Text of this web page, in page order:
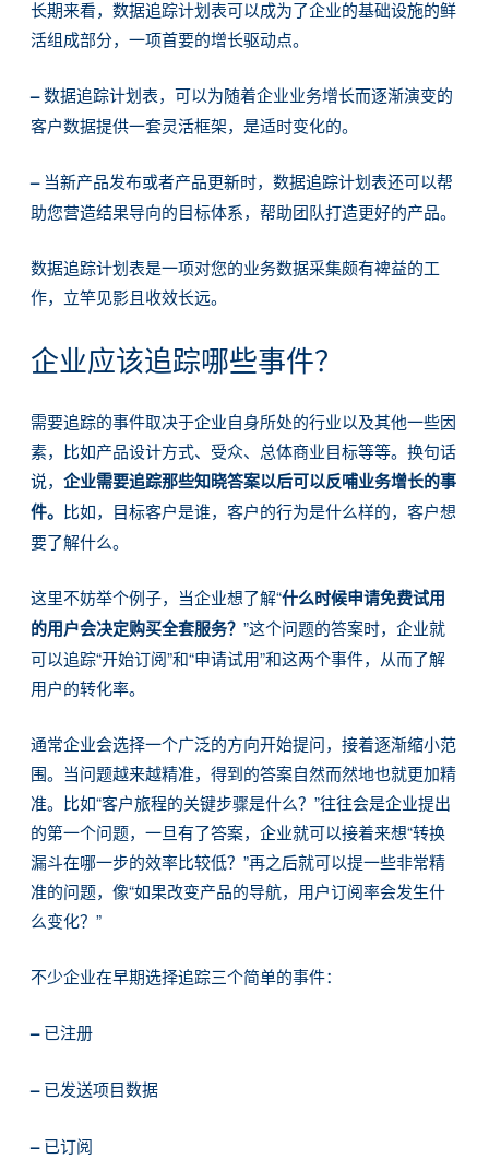
忘记密码? 没帐号？注册一个
长期来看，数据追踪计划表可以成为了企业的基础设施的鲜
活组成部分，一项首要的增长驱动点。
–数据追踪计划表，可以为随着企业业务增长而逐渐演变的
客户数据提供一套灵活框架，是适时变化的。
–当新产品发布或者产品更新时，数据追踪计划表还可以帮
助您营造结果导向的目标体系，帮助团队打造更好的产品。
数据追踪计划表是一项对您的业务数据采集颇有裨益的工
作，立竿见影且收效长远。
企业应该追踪哪些事件？
需要追踪的事件取决于企业自身所处的行业以及其他一些因
素，比如产品设计方式、受众、总体商业目标等等。换句话
说， 企业需要追踪那些知晓答案以后可以反哺业务增长的事
件。 比如，目标客户是谁，客户的行为是什么样的，客户想
要了解什么。
这里不妨举个例子，当企业想了解“什么时候申请免费试用
的用户会决定购买全套服务？ ”这个问题的答案时，企业就
可以追踪“开始订阅”和“申请试用”和这两个事件，从而了解
用户的转化率。
通常企业会选择一个广泛的方向开始提问，接着逐渐缩小范
围。当问题越来越精准，得到的答案自然而然地也就更加精
准。比如“客户旅程的关键步骤是什么？”往往会是企业提出
的第一个问题，一旦有了答案，企业就可以接着来想“转换
漏斗在哪一步的效率比较低？”再之后就可以提一些非常精
准的问题，像“如果改变产品的导航，用户订阅率会发生什
么变化？”
不少企业在早期选择追踪三个简单的事件：
–已注册
–已发送项目数据
–已订阅